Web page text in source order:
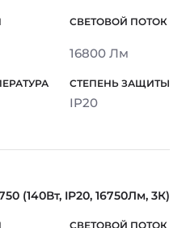
16800 Лм
IP20
(140Вт, IP20, 16750Лм, 3К)